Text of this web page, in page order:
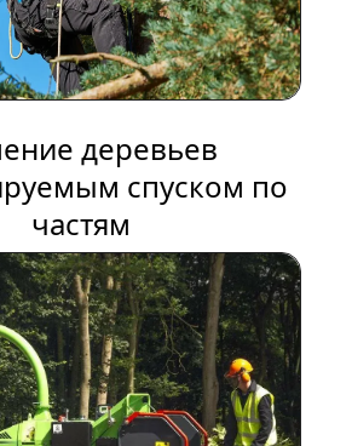
деревьев
спуском по
частям